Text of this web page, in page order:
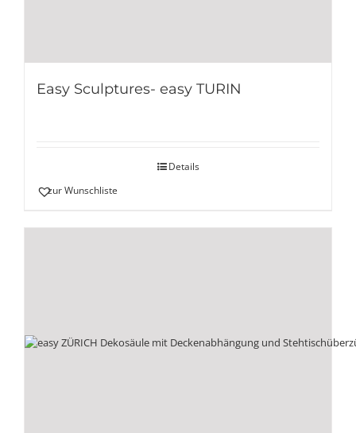
Easy Sculptures- easy TURIN
Details
zur Wunschliste